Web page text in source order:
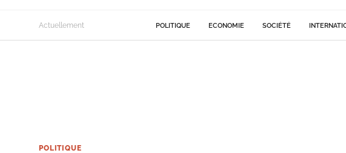
Actuellement POLITIQUE ECONOMIE SOCIÉTÉ
POLITIQUE